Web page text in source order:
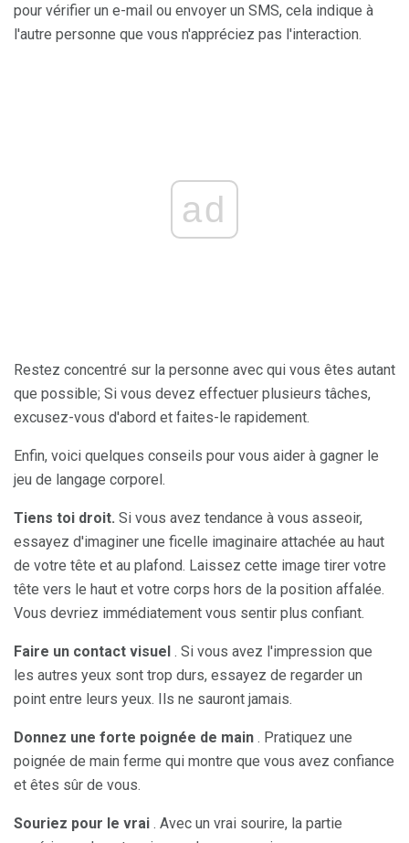
pour vérifier un e-mail ou envoyer un SMS, cela indique à
l'autre personne que vous n'appréciez pas l'interaction.
ad
Restez concentré sur la personne avec qui vous êtes autant
que possible; Si vous devez effectuer plusieurs tâches,
excusez-vous d'abord et faites-le rapidement.
Enfin, voici quelques conseils pour vous aider à gagner le
jeu de langage corporel.
Tiens toi droit. Si vous avez tendance à vous asseoir,
essayez d'imaginer une ficelle imaginaire attachée au haut
de votre tête et au plafond. Laissez cette image tirer votre
tête vers le haut et votre corps hors de la position affalée.
Vous devriez immédiatement vous sentir plus confiant.
Faire un contact visuel . Si vous avez l'impression que
les autres yeux sont trop durs, essayez de regarder un
point entre leurs yeux. Ils ne sauront jamais.
Donnez une forte poignée de main . Pratiquez une
poignée de main ferme qui montre que vous avez confiance
et êtes sûr de vous.
Souriez pour le vrai . Avec un vrai sourire, la partie